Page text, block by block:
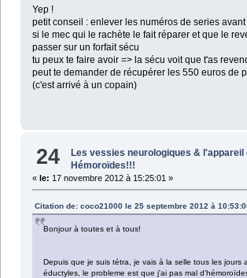
Yep !
petit conseil : enlever les numéros de series
si le mec qui le rachète le fait réparer et que le
passer sur un forfait sécu
tu peux te faire avoir => la sécu voit que t'as
peut te demander de récupérer les 550 euros de
(c'est arrivé à un copain)
24 Les vessies neurologiques & l'appareil
Hémoroïdes!!!
« le: 17 novembre 2012 à 15:25:01 »
Citation de: coco21000 le 25 septembre 2012 à
Bonjour à toutes et à tous!
Depuis que je suis tétra, je vais à la selle tous les jours
éductyles, le probleme est que j'ai pas mal